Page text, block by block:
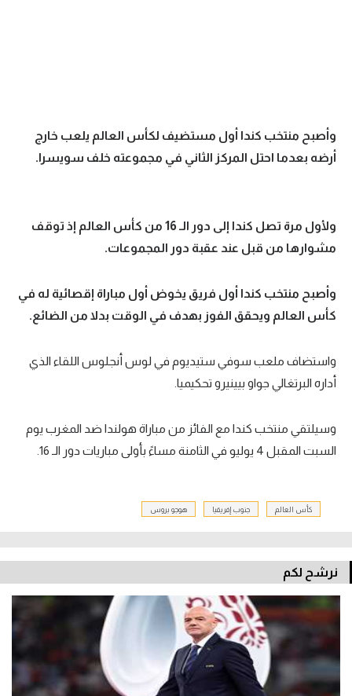
وأصبح منتخب كندا أول مستضيف لكأس العالم يلعب خارج
أرضه بعدما احتل المركز الثاني في مجموعته خلف سويسرا.
ولأول مرة تصل كندا إلى دور الـ 16 من كأس العالم إذ توقف
مشوارها من قبل عند عقبة دور المجموعات.
وأصبح منتخب كندا أول فريق يخوض أول مباراة إقصائية له في
كأس العالم ويحقق الفوز بهدف في الوقت بدلا من الضائع.
واستضاف ملعب سوفي ستيديوم في لوس أنجلوس اللقاء الذي
أداره البرتغالي جواو بيينيرو تحكيميا.
وسيلتقي منتخب كندا مع الفائز من مباراة هولندا ضد المغرب يوم
السبت المقبل 4 يوليو في الثامنة مساءً بأولى مباريات دور الـ 16.
كأس العالم جنوب إفريقيا هوجو بروس
نرشح لكم